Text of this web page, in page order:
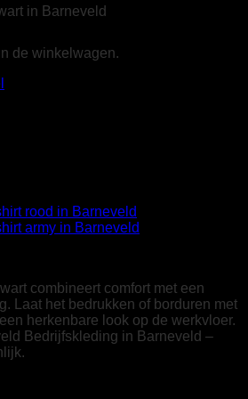
de winkelwagen.
combineert comfort met een
Laat het bedrukken of borduren met
herkenbare look op de werkvloer.
Bedrijfskleding in Barneveld –